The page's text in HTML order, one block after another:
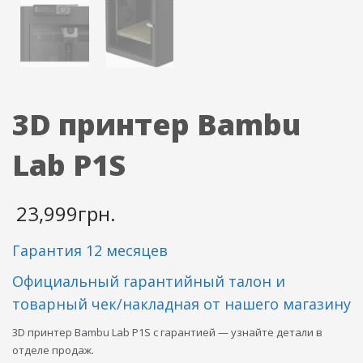
3D принтер Bambu
Lab P1S
23,999грн.
Гарантия 12 месяцев
Официальный гарантийный талон и
товарный чек/накладная от нашего магазину
3D принтер Bambu Lab P1S с гарантией — узнайте детали в
отделе продаж.